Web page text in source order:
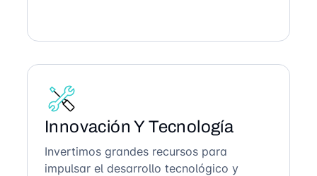
Innovación Y Tecnología
Invertimos grandes recursos para
impulsar el desarrollo tecnológico y